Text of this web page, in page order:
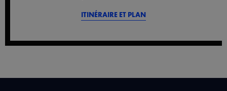
ITINÉRAIRE ET PLAN